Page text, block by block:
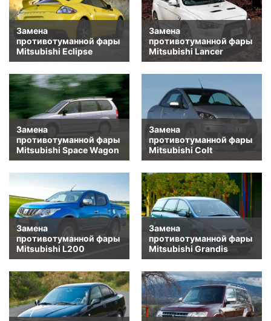
Замена
противотуманной фары
Mitsubishi Eclipse
Замена
противотуманной фары
Mitsubishi Lancer
Замена
противотуманной фары
Mitsubishi Space Wagon
Замена
противотуманной фары
Mitsubishi Colt
Замена
противотуманной фары
Mitsubishi L200
Замена
противотуманной фары
Mitsubishi Grandis